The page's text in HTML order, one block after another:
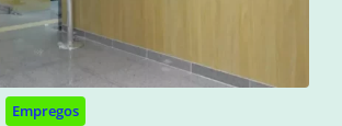
Empregos